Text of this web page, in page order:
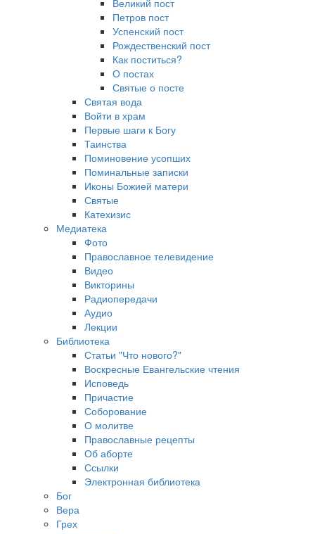
Великий пост
Петров пост
Успенский пост
Рождественский пост
Как поститься?
О постах
Святые о посте
Святая вода
Войти в храм
Первые шаги к Богу
Таинства
Поминовение усопших
Поминальные записки
Иконы Божией матери
Святые
Катехизис
Медиатека
Фото
Православное телевидение
Видео
Викторины
Радиопередачи
Аудио
Лекции
Библиотека
Статьи "Что нового?"
Воскресные Евангельские чтения
Исповедь
Причастие
Соборование
О молитве
Православные рецепты
Об аборте
Ссылки
Электронная библиотека
Бог
Вера
Грех